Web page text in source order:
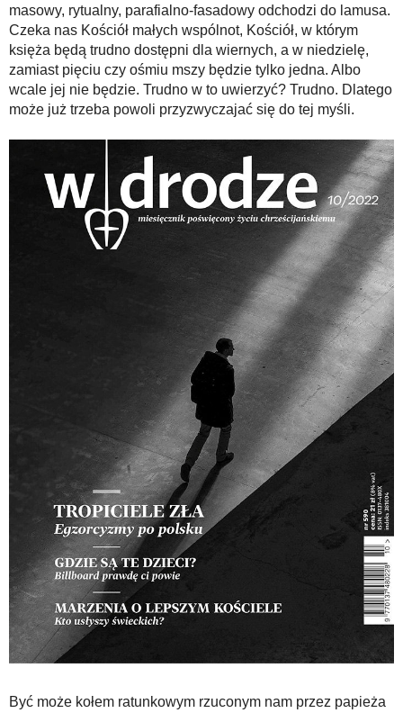
masowy, rytualny, parafialno-fasadowy odchodzi do lamusa.
Czeka nas Kościół małych wspólnot, Kościół, w którym
księża będą trudno dostępni dla wiernych, a w niedzielę,
zamiast pięciu czy ośmiu mszy będzie tylko jedna. Albo
wcale jej nie będzie. Trudno w to uwierzyć? Trudno. Dlatego
może już trzeba powoli przyzwyczajać się do tej myśli.
Być może kołem ratunkowym rzuconym nam przez papieża